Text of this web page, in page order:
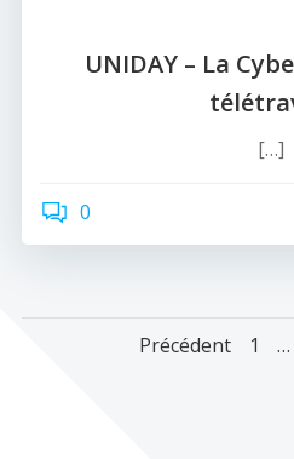
UNIDAY – La
[…]
0
Précédent Page
1 …